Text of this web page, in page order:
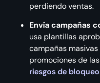
perdiendo ventas.
Envía campañas
usa plantillas
campañas
promociones de
riesgos de bloqueo